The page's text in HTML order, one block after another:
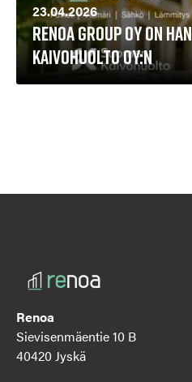
Renoa Group Oy on
Kaivohuolto Oy:n
23.04.2026
Renoa
Sievisenmäentie 10 B
40420 Jyskä